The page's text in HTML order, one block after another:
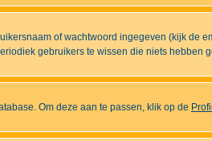
of wachtwoord ingegeven (kijk
gebruikers te wissen die niets
Om deze aan te passen, klik op de